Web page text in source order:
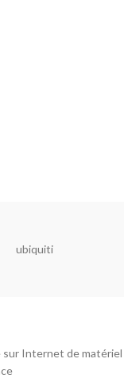
ubiquiti
sur Internet de matériel